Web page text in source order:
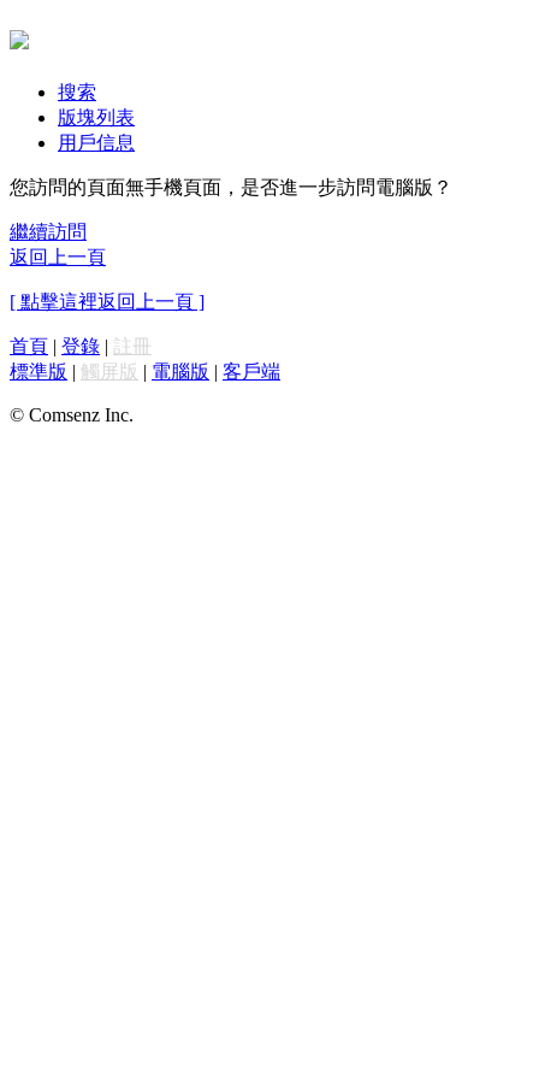
搜索
版塊列表
用戶信息
您訪問的頁面無手機頁面，是否進一步訪問電腦版？
繼續訪問
返回上一頁
[ 點擊這裡返回上一頁 ]
首頁 | 登錄 | 註冊
標準版 | 觸屏版 | 電腦版 | 客戶端
© Comsenz Inc.